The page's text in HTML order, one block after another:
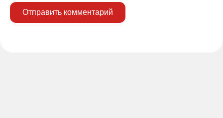
Отправить комментарий